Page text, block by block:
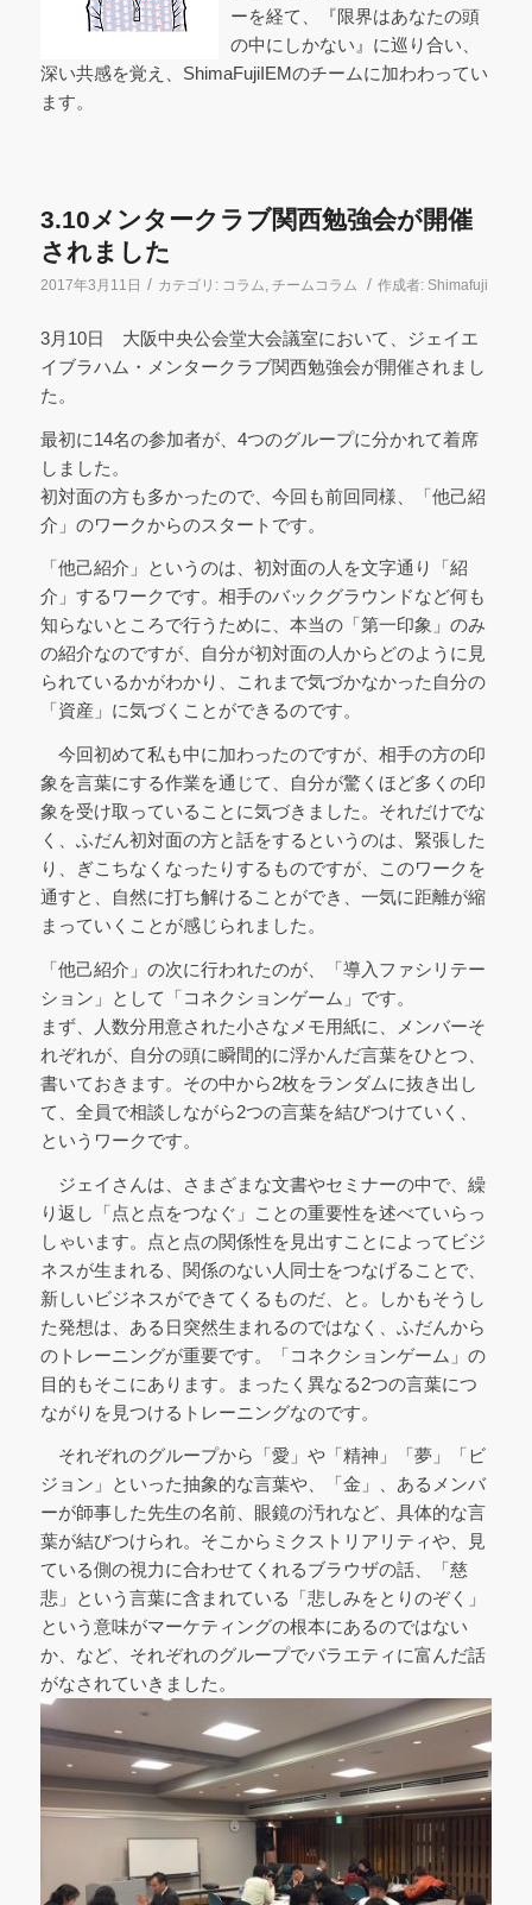
ーを経て、『限界はあなたの頭
の中にしかない』に巡り合い、
深い共感を覚え、ShimaFujiIEMのチームに加わわってい
ます。
3.10メンタークラブ関西勉強会が開催
されました
2017年3月11日 / カテゴリ: コラム, チームコラム / 作成者: Shimafuji
3月10日 大阪中央公会堂大会議室において、ジェイエ
イブラハム・メンタークラブ関西勉強会が開催されまし
た。
最初に14名の参加者が、4つのグループに分かれて着席
しました。
初対面の方も多かったので、今回も前回同様、「他己紹
介」のワークからのスタートです。
「他己紹介」というのは、初対面の人を文字通り「紹
介」するワークです。相手のバックグラウンドなど何も
知らないところで行うために、本当の「第一印象」のみ
の紹介なのですが、自分が初対面の人からどのように見
られているかがわかり、これまで気づかなかった自分の
「資産」に気づくことができるのです。
今回初めて私も中に加わったのですが、相手の方の印
象を言葉にする作業を通じて、自分が驚くほど多くの印
象を受け取っていることに気づきました。それだけでな
く、ふだん初対面の方と話をするというのは、緊張した
り、ぎこちなくなったりするものですが、このワークを
通すと、自然に打ち解けることができ、一気に距離が縮
まっていくことが感じられました。
「他己紹介」の次に行われたのが、「導入ファシリテー
ション」として「コネクションゲーム」です。
まず、人数分用意された小さなメモ用紙に、メンバーそ
れぞれが、自分の頭に瞬間的に浮かんだ言葉をひとつ、
書いておきます。その中から2枚をランダムに抜き出し
て、全員で相談しながら2つの言葉を結びつけていく、
というワークです。
ジェイさんは、さまざまな文書やセミナーの中で、繰
り返し「点と点をつなぐ」ことの重要性を述べていらっ
しゃいます。点と点の関係性を見出すことによってビジ
ネスが生まれる、関係のない人同士をつなげることで、
新しいビジネスができてくるものだ、と。しかもそうし
た発想は、ある日突然生まれるのではなく、ふだんから
のトレーニングが重要です。「コネクションゲーム」の
目的もそこにあります。まったく異なる2つの言葉につ
ながりを見つけるトレーニングなのです。
それぞれのグループから「愛」や「精神」「夢」「ビ
ジョン」といった抽象的な言葉や、「金」、あるメンバ
ーが師事した先生の名前、眼鏡の汚れなど、具体的な言
葉が結びつけられ。そこからミクストリアリティや、見
ている側の視力に合わせてくれるブラウザの話、「慈
悲」という言葉に含まれている「悲しみをとりのぞく」
という意味がマーケティングの根本にあるのではない
か、など、それぞれのグループでバラエティに富んだ話
がなされていきました。